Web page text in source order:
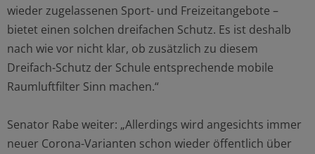
wieder zugelassenen Sport- und Freizeitangebote –
bietet einen solchen dreifachen Schutz. Es ist deshalb
nach wie vor nicht klar, ob zusätzlich zu diesem
Dreifach-Schutz der Schule entsprechende mobile
Raumluftfilter Sinn machen.“
Senator Rabe weiter: „Allerdings wird angesichts immer
neuer Corona-Varianten schon wieder öffentlich über